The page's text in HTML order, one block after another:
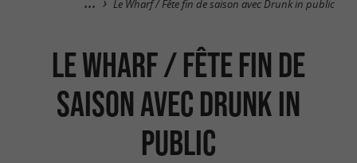
Le Wharf / Fête fin de saison avec Drunk in public
Le Wharf / Fête fin de
saison avec Drunk in
public